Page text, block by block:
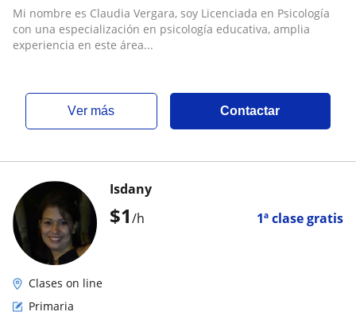
Mi nombre es Claudia Vergara, soy Licenciada en Psicología
con una especialización en psicología educativa, amplia
experiencia en este área...
ver más Contactar
$1/h 1ª clase gratis
Isdany
Clases on line
Primaria